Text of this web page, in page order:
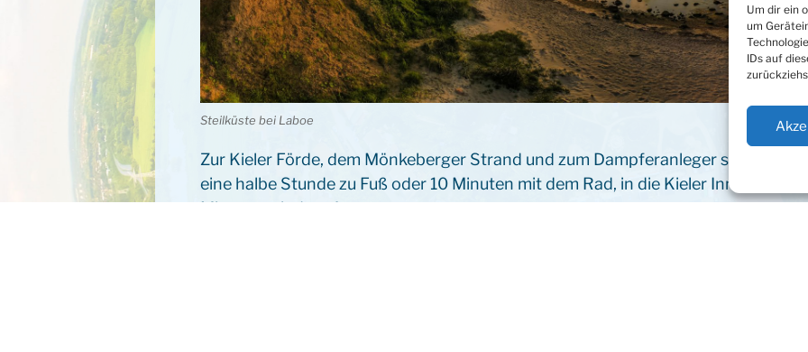
Um dir ein
um
IDs auf
Steilküste bei Laboe
Zur Kieler Förde, dem Mönkeberger Strand und zum Dampferanleger sind es ca.
eine halbe Stunde zu Fuß oder 10 Minuten mit dem Rad, in die Kieler Innenstadt
Minuten mit dem Auto.